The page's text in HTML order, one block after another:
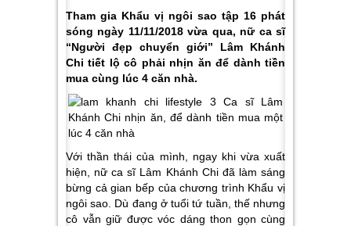
Tham gia Khẩu vị ngôi sao tập 16 phát
sóng ngày 11/11/2018 vừa qua, nữ ca sĩ
“Người đẹp chuyển giới” Lâm Khánh
Chi tiết lộ cô phải nhịn ăn để dành tiền
mua cùng lúc 4 căn nhà.
Với thần thái của mình, ngay khi vừa xuất
hiện, nữ ca sĩ Lâm Khánh Chi đã làm sáng
bừng cả gian bếp của chương trình Khẩu vị
ngôi sao. Dù đang ở tuổi tứ tuần, thế nhưng
cô vẫn giữ được vóc dáng thon gọn cùng